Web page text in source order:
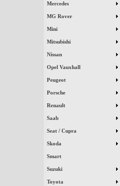
Mercedes
MG Rover
Mini
Mitsubishi
Nissan
Opel Vauxhall
Peugeot
Porsche
Renault
Saab
Seat / Cupra
Skoda
Smart
Suzuki
Toyota